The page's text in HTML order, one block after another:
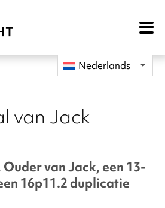
Open
Nederlands
van Jack
van Jack, een 13-
16p11.2 duplicatie